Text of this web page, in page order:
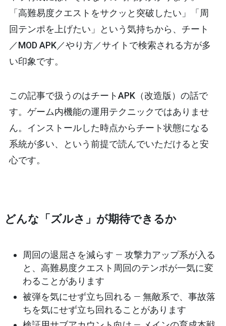
「高難易度クエストをサクッと突破したい」「周
回テンポを上げたい」という気持ちから、 チート
／MOD APK／やり方／サイト で検索される方が多
い印象です。
この記事で扱うのはチートAPK（改造版） の話で
す。ゲーム内機能の運用テクニックではありませ
ん。インストールした時点からチート状態になる
系統が多い、という前提で読んでいただけると安
心です。
どんな「ズルさ」が期待できるか
周回の退屈さを減らす — 攻撃力アップ系が入る
と、高難易度クエスト周回のテンポが一気に変
わることがあります
被弾を気にせず立ち回れる — 無敵系で、事故落
ちを気にせず立ち回れることがあります